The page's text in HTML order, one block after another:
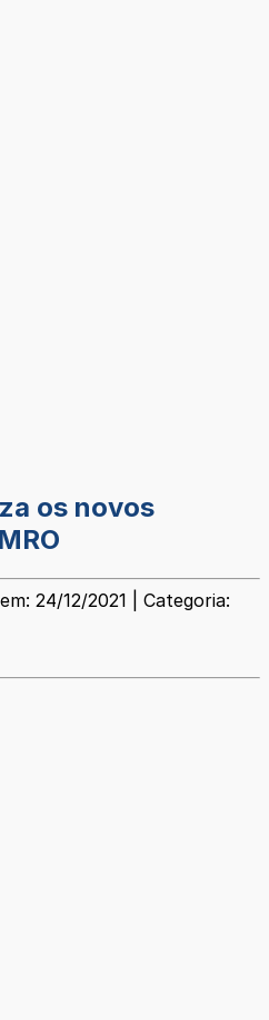
os novos
24/12/2021 | Categoria: